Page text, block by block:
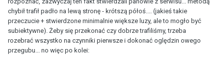
chybił trafił padło na lewą stronę - krótszą półoś.... (jakieś takie
przeczucie + stwierdzone minimalnie większe luzy, ale to mogło być
subiektywne). Żeby się przekonać czy dobrze trafiliśmy, trzeba
rozebrać wszystko na czynniki pierwsze i dokonać oględzin owego
przegubu... no więc po kolei: